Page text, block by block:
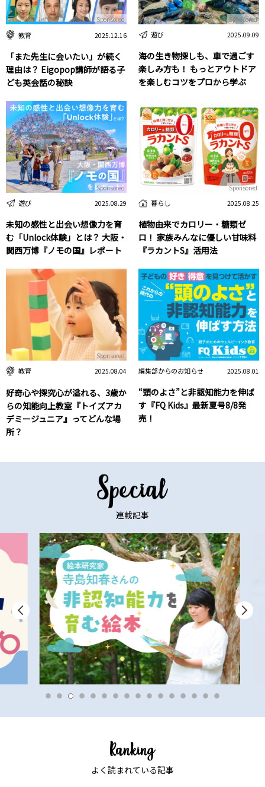
よく読まれている記事
教育 2025.12.16
「また先生に会いたい」が続く
理由は？ Eigopop講師が語る子
ども英会話の秘訣
Sponsored
遊び 2025.09.09
海の生き物探しも、車で過ごす
楽しみ方も！ もっとアウトドア
を楽しむコツをプロから学ぶ
Sponsored
遊び 2025.08.29
未知の感性と出会い想像力を育
む「Unlock体験」とは？ 大阪・
関西万博『ノモの国』レポート
Sponsored
暮らし 2025.08.25
植物由来でカロリー・糖類ゼ
ロ！ 家族みんなに優しい甘味料
『ラカントS』活用法
Sponsored
教育 2025.08.04
好奇心や探究心が溢れる、3歳か
らの知能向上教室『トイズアカ
デミージュニア』ってどんな場
所？
Sponsored
編集部からのお知らせ 2025.08.01
“頭のよさ”と非認知能力を伸ば
す『FQ Kids』最新夏号8/8発
売！
連載記事